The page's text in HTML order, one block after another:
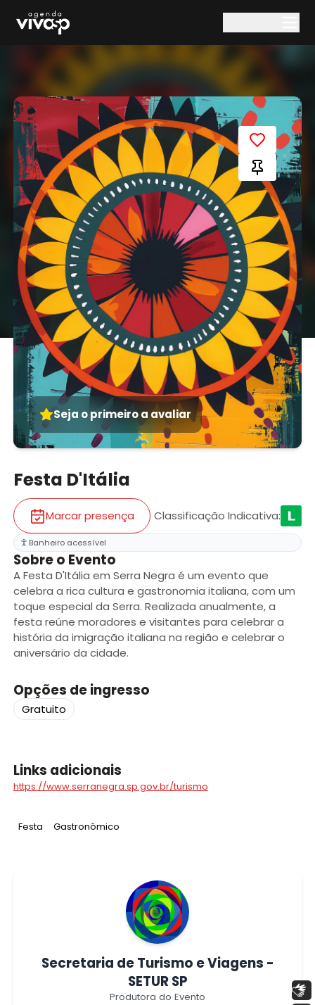
Seja o primeiro a avaliar
Festa D'Itália
Marcar presença Classificação Indicativa:
Banheiro acessível
Sobre o Evento
A Festa D'Itália em Serra Negra é um evento que
celebra a rica cultura e gastronomia italiana, com um
toque especial da Serra. Realizada anualmente, a
festa reúne moradores e visitantes para celebrar a
história da imigração italiana na região e celebrar o
aniversário da cidade.
Opções de ingresso
Gratuito
Links adicionais
https://www.serranegra.sp.gov.br/turismo
Tag:
Festa Tag:
Gastronômico
Secretaria de Turismo e Viagens -
SETUR SP
Produtora do Evento